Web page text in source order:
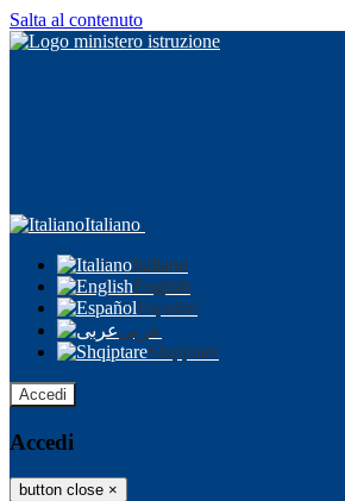
Salta al contenuto
Italiano
Italiano
English
Español
عربى
Shqiptare
Accedi
Accedi
button close ×